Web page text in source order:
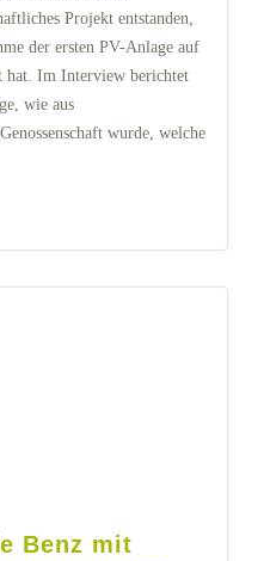
Projekt entstanden,
der ersten PV-Anlage auf
hat. Im Interview berichtet
wie aus
wurde, welche
Benz mit